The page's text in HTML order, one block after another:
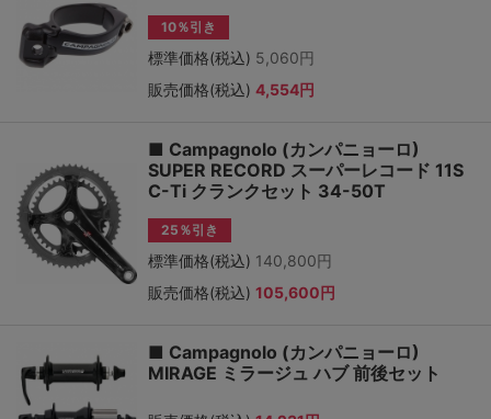
10％引き
標準価格(税込) 5,060円
販売価格(税込) 4,554円
■ Campagnolo (カンパニョーロ)
SUPER RECORD スーパーレコード 11S
C-Ti クランクセット 34-50T
25％引き
標準価格(税込) 140,800円
販売価格(税込) 105,600円
■ Campagnolo (カンパニョーロ)
MIRAGE ミラージュ ハブ 前後セット